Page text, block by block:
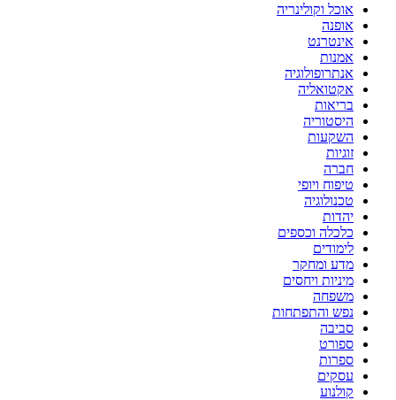
אוכל וקולינריה
אופנה
אינטרנט
אמנות
אנתרופולוגיה
אקטואליה
בריאות
היסטוריה
השקעות
זוגיות
חברה
טיפוח ויופי
טכנולוגיה
יהדות
כלכלה וכספים
לימודים
מדע ומחקר
מיניות ויחסים
משפחה
נפש והתפתחות
סביבה
ספורט
ספרות
עסקים
קולנוע